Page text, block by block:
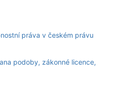
práva v českém právu
podoby, zákonné licence,